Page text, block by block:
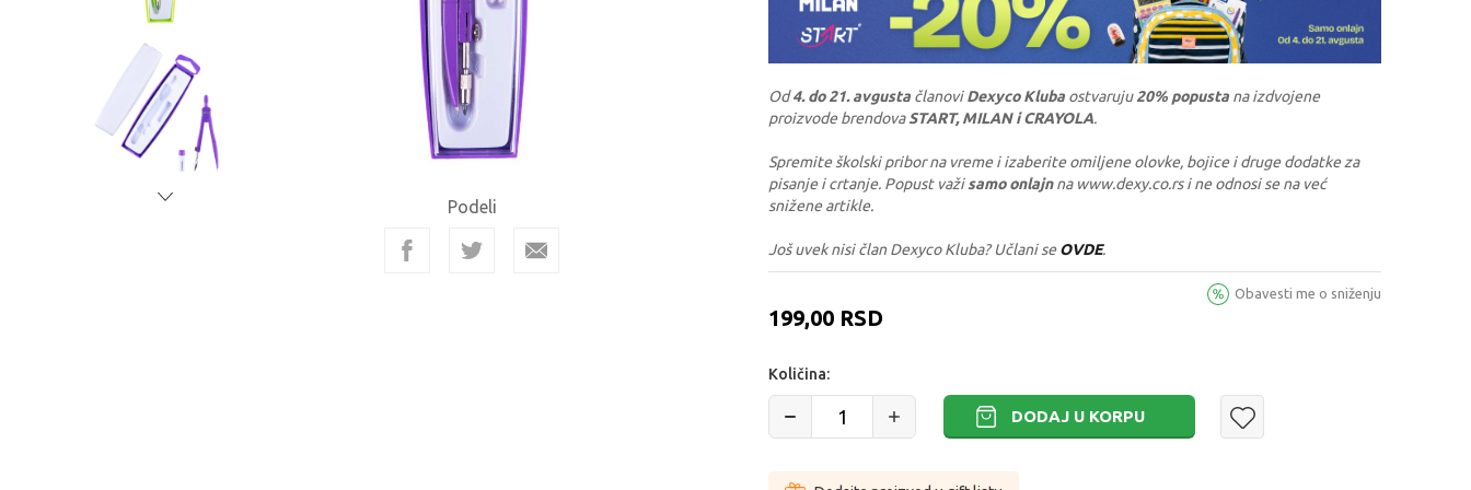
Podeli
Od4. do 21. avgusta članoviDexyco Kluba ostvaruju20% popusta na izdvojene
proizvode brendovaSTART, MILAN i CRAYOLA.
Spremite školski pribor na vreme i izaberite omiljene olovke, bojice i druge dodatke za
pisanje i crtanje. Popust važisamo onlajnna www.dexy.co.rs i ne odnosi se na već
snižene artikle.
Još uvek nisi član Dexyco Kluba? Učlani seOVDE.
199,00 RSD
Obavesti me o sniženju
Količina:
DODAJ U KORPU